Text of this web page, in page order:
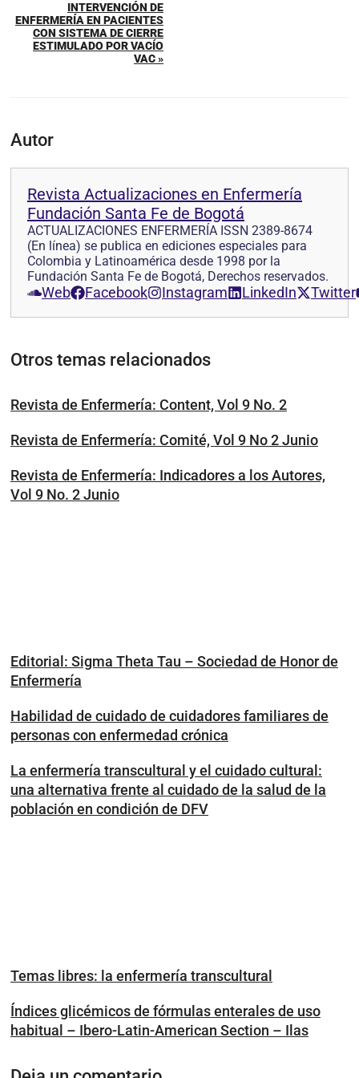
INTERVENCIÓN DE
ENFERMERÍA EN PACIENTES
CON SISTEMA DE CIERRE
ESTIMULADO POR VACÍO
VAC »
Autor
Revista Actualizaciones en Enfermería
Fundación Santa Fe de Bogotá
ACTUALIZACIONES ENFERMERÍA ISSN 2389-8674
(En línea) se publica en ediciones especiales para
Colombia y Latinoamérica desde 1998 por la
Fundación Santa Fe de Bogotá, Derechos reservados.
Web Facebook Instagram LinkedIn Twitter
Otros temas relacionados
Revista de Enfermería: Content, Vol 9 No. 2
Revista de Enfermería: Comité, Vol 9 No 2 Junio
Revista de Enfermería: Indicadores a los Autores,
Vol 9 No. 2 Junio
Editorial: Sigma Theta Tau – Sociedad de Honor de
Enfermería
Habilidad de cuidado de cuidadores familiares de
personas con enfermedad crónica
La enfermería transcultural y el cuidado cultural:
una alternativa frente al cuidado de la salud de la
población en condición de DFV
Temas libres: la enfermería transcultural
Índices glicémicos de fórmulas enterales de uso
habitual – Ibero-Latin-American Section – Ilas